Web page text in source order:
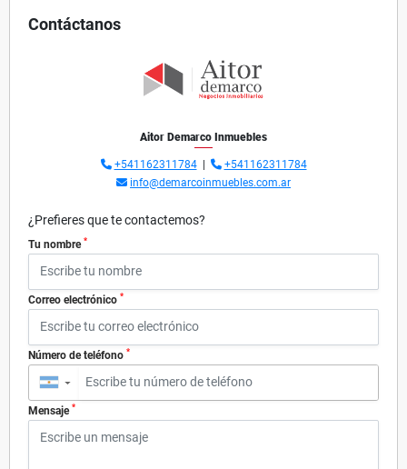
Contáctanos
Aitor Demarco Inmuebles
+541162311784|
+541162311784
info@demarcoinmuebles.com.ar
¿Prefieres que te contactemos?
Tu nombre *
Correo electrónico *
Número de teléfono *
▼
Mensaje *